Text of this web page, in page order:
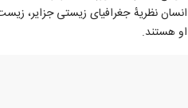
انسان نظریهٔ جغرافیای زیستی جزایر،
او هستند.